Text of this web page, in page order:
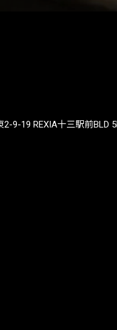
9-19 REXIA十三駅前BLD